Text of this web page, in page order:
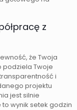
z
że Twoja
podziela Twoje
i
projektu
jest silnie
wynik setek godzin